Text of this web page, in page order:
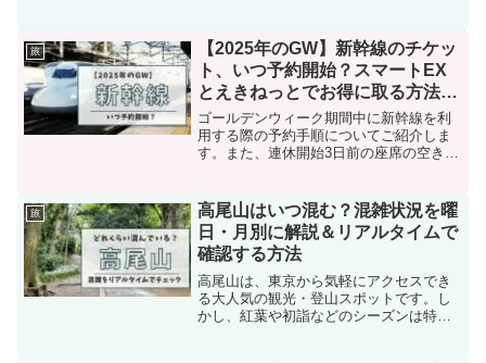
の分観光客も集中しやすく、週末や祝日
の尾瀬ヶ原や鳩...
旅
【2025年のGW】新幹線のチケッ
ト、いつ予約開始？スマートEX
とえきねっとでお得に取る方法と
予約の流れ
ゴールデンウィーク期間中に新幹線を利
用する際の予約手順についてご紹介しま
す。また、連休開始3日前の座席の空き状
ークの新幹線予約開始日（みどりの窓
口）ゴールデンウィーク...
旅
高尾山はいつ混む？混雑状況を曜
日・月別に解説＆リアルタイムで
確認する方法
高尾山は、東京から気軽にアクセスでき
る大人気の観光・登山スポットです。し
かし、紅葉や初詣などのシーズンは特に